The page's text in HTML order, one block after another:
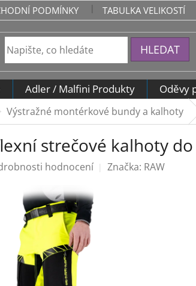
PODMÍNKY TABULKA VELIKOSTÍ
HLEDAT
Adler / Malfini Produkty Oděvy
Výstražné montérkové bundy a kalhoty
strečové kalhoty
hodnocení Značka: RAW